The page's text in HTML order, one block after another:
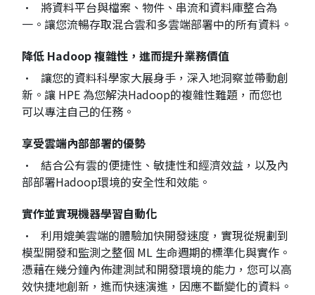
• 將資料平台與檔案、物件、串流和資料庫整合為
一。讓您流暢存取混合雲和多雲端部署中的所有資料。
降低 Hadoop 複雜性，進而提升業務價值
• 讓您的資料科學家大展身手，深入地洞察並帶動創
新。讓 HPE 為您解決Hadoop的複雜性難題，而您也
可以專注自己的任務。
享受雲端內部部署的優勢
• 結合公有雲的便捷性、敏捷性和經濟效益，以及內
部部署Hadoop環境的安全性和效能。
實作並實現機器學習自動化
• 利用媲美雲端的體驗加快開發速度，實現從規劃到
模型開發和監測之整個 ML 生命週期的標準化與實作。
憑藉在幾分鐘內佈建測試和開發環境的能力，您可以高
效快捷地創新，進而快速演進，因應不斷變化的資料。